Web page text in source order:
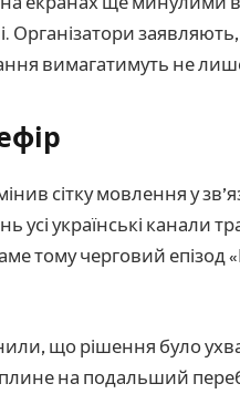
Організатори
вимагатимуть не
сітку мовлення у
усі українські канали
тому черговий
що рішення було
на подальший